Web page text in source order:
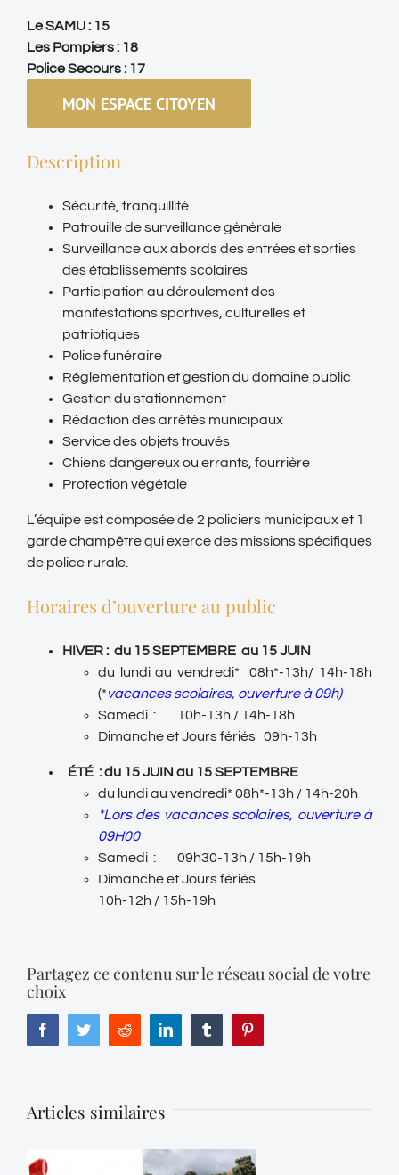
Le SAMU : 15
Les Pompiers : 18
Police Secours : 17
MON ESPACE CITOYEN
Description
Sécurité, tranquillité
Patrouille de surveillance générale
Surveillance aux abords des entrées et sorties
des établissements scolaires
Participation au déroulement des
manifestations sportives, culturelles et
patriotiques
Police funéraire
Réglementation et gestion du domaine public
Gestion du stationnement
Rédaction des arrêtés municipaux
Service des objets trouvés
Chiens dangereux ou errants, fourrière
Protection végétale
L’équipe est composée de 2 policiers municipauxet 1
garde champêtre qui exerce des missions spécifiques
de police rurale.
Horaires d’ouverture au public
HIVER : du 15 SEPTEMBRE au 15 JUIN
du lundi au vendredi* 08h*-13h/ 14h-18h
(*vacances scolaires, ouverture à 09h)
Samedi : 10h-13h / 14h-18h
Dimanche et Jours fériés 09h-13h
ÉTÉ :du 15 JUIN au 15 SEPTEMBRE
du lundi au vendredi* 08h*-13h / 14h-20h
*Lors des vacances scolaires, ouverture à
09H00
Samedi : 09h30-13h / 15h-19h
Dimanche et Jours fériés
10h-12h / 15h-19h
Partagez ce contenu sur le réseau social de votre
choix
FacebookTwitterReddit LinkedIn Tumblr
Articles similaires